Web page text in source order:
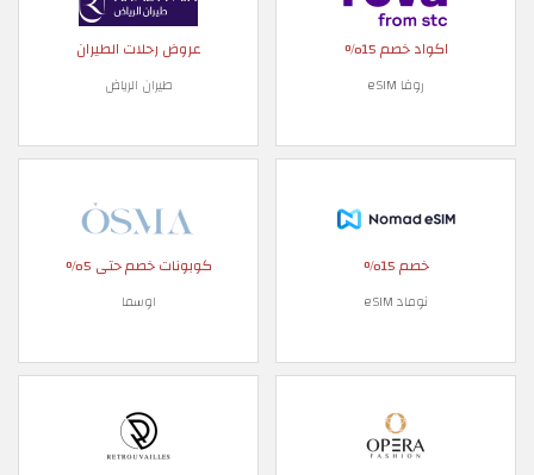
اكواد خصم 15%
روفا eSIM
عروض رحلات الطيران
طيران الرياض
خصم 15%
نوماد eSIM
كوبونات خصم حتى 5%
اوسما